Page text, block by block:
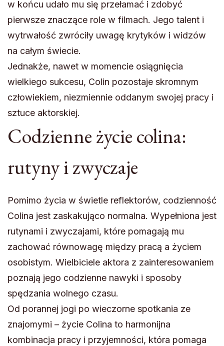
w końcu udało mu się przełamać i zdobyć
pierwsze znaczące role w filmach. Jego talent i
wytrwałość zwróciły uwagę krytyków i widzów
na całym świecie.
Jednakże, nawet w momencie osiągnięcia
wielkiego sukcesu, Colin pozostaje skromnym
człowiekiem, niezmiennie oddanym swojej pracy i
sztuce aktorskiej.
Codzienne życie colina:
rutyny i zwyczaje
Pomimo życia w świetle reflektorów, codzienność
Colina jest zaskakująco normalna. Wypełniona jest
rutynami i zwyczajami, które pomagają mu
zachować równowagę między pracą a życiem
osobistym. Wielbiciele aktora z zainteresowaniem
poznają jego codzienne nawyki i sposoby
spędzania wolnego czasu.
Od porannej jogi po wieczorne spotkania ze
znajomymi – życie Colina to harmonijna
kombinacja pracy i przyjemności, która pomaga